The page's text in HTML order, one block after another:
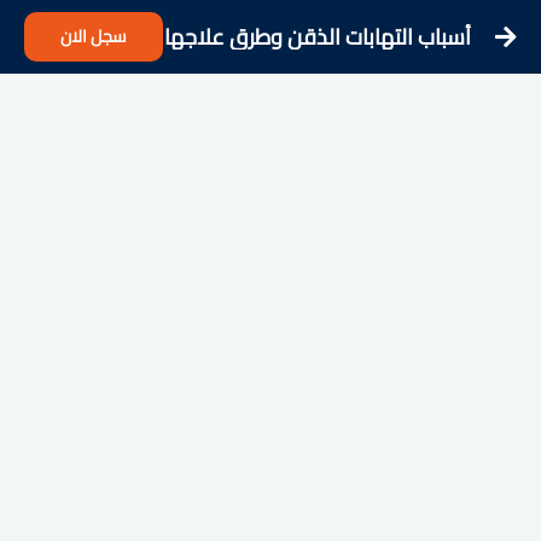
أسباب التهابات الذقن وطرق علاجها سجل الان